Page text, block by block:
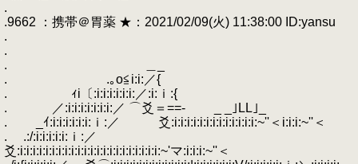
.
.9662 ：携帯＠胃薬 ★：2021/02/09(火) 11:38:00 ID:yansu
.
.
. ＿_
. .｡o≦i:i:／{
. ｨi〔:i:i:i:i:i:i:／:i:ｉ:{
. ／:i:i:i:i:i:i:i:／ ⌒爻＝==- _ _｣LL｣_
. _ｲ:i:i:i:i:i:i:ｉ:／ 爻:i:i:i:i:i:i:i:i:i:i:i:i:i:~''＜i:i:i:~''＜
. .:/:i:i:i:i:i:ｉ:／
爻:i:i:i:i:i:i:i:i:i:i:i:i:i:i:i:i:i:i:i:i:i:i:~'マ:i:i:i:~''＜